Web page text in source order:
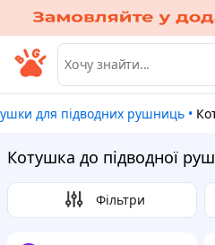
для підводних рушниць •
Котушка до підводної
Фільтри